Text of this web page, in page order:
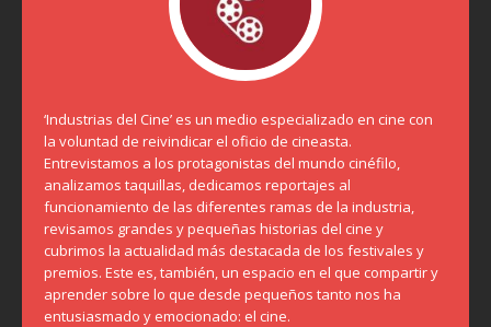
‘Industrias del Cine’ es un medio especializado en cine con
la voluntad de reivindicar el oficio de cineasta.
Entrevistamos a los protagonistas del mundo cinéfilo,
analizamos taquillas, dedicamos reportajes al
funcionamiento de las diferentes ramas de la industria,
revisamos grandes y pequeñas historias del cine y
cubrimos la actualidad más destacada de los festivales y
premios. Este es, también, un espacio en el que compartir y
aprender sobre lo que desde pequeños tanto nos ha
entusiasmado y emocionado: el cine.